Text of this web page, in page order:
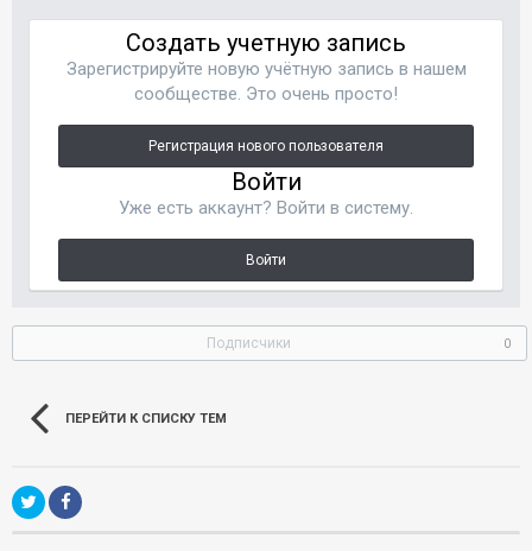
Создать учетную запись
Зарегистрируйте новую учётную запись в нашем
сообществе. Это очень просто!
Регистрация нового пользователя
Войти
Уже есть аккаунт? Войти в систему.
Войти
Подписчики 0
ПЕРЕЙТИ К СПИСКУ ТЕМ